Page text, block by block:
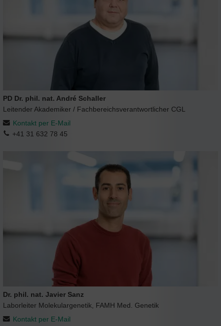
PD Dr. phil. nat. André Schaller
Leitender Akademiker / Fachbereichsverantwortlicher CGL
Kontakt per E-Mail
+41 31 632 78 45
Dr. phil. nat. Javier Sanz
Laborleiter Molekulargenetik, FAMH Med. Genetik
Kontakt per E-Mail